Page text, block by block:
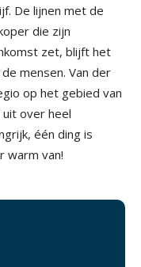
De lijnen met de
die zijn
zet, blijft het
mensen. Van der
op het gebied van
over heel
één ding is
warm van!